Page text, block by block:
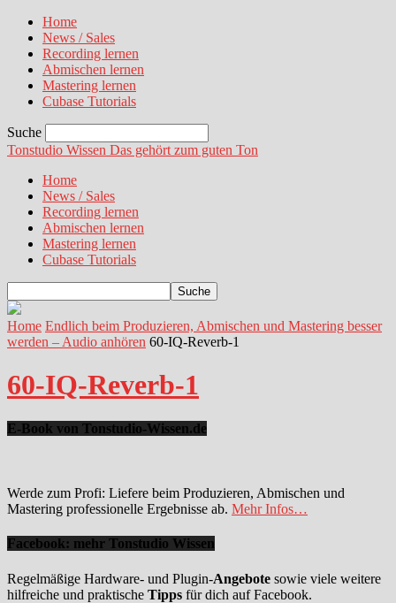
Home
News / Sales
Recording lernen
Abmischen lernen
Mastering lernen
Cubase Tutorials
Suche
Tonstudio Wissen Das gehört zum guten Ton
Home
News / Sales
Recording lernen
Abmischen lernen
Mastering lernen
Cubase Tutorials
Home Endlich beim Produzieren, Abmischen und Mastering besser
werden – Audio anhören 60-IQ-Reverb-1
60-IQ-Reverb-1
E-Book von Tonstudio-Wissen.de
Werde zum Profi: Liefere beim Produzieren, Abmischen und
Mastering professionelle Ergebnisse ab. Mehr Infos…
Facebook: mehr Tonstudio Wissen
Regelmäßige Hardware- und Plugin-Angebote sowie viele weitere
hilfreiche und praktische Tipps für dich auf Facebook.